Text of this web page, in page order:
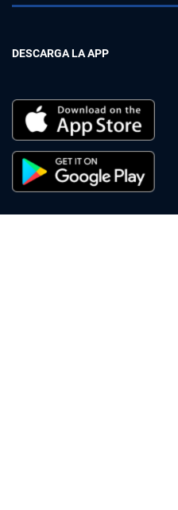
DESCARGA LA APP